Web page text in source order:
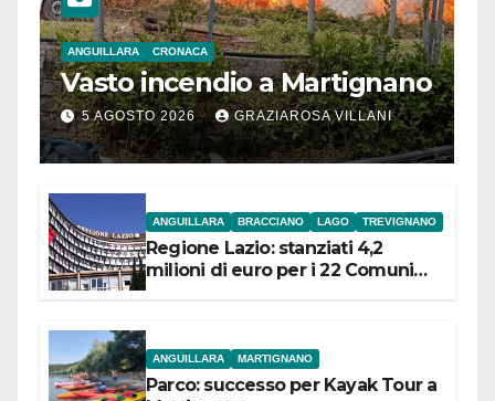
ANGUILLARA CRONACA
Vasto incendio a Martignano
5 AGOSTO 2026 GRAZIAROSA VILLANI
ANGUILLARA BRACCIANO LAGO TREVIGNANO
Regione Lazio: stanziati 4,2
milioni di euro per i 22 Comuni
ANGUILLARA MARTIGNANO
Parco: successo per Kayak Tour a